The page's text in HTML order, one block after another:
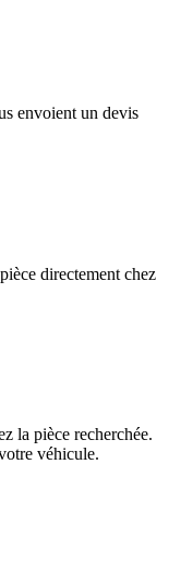
envoient un devis
directement chez
la pièce recherchée.
véhicule.